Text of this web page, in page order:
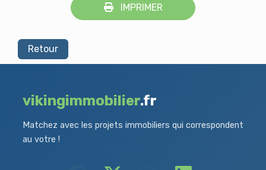
IMPRIMER
Retour
vikingimmobilier.fr
Matchez avec les projets immobiliers qui correspondent
au votre !